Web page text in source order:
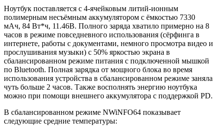
Ноутбук поставляется с 4-ячейковым литий-ионным
полимерным несъёмным аккумулятором с ёмкостью 7330
мАч, 84 Вт*ч, 11.46В. Полного заряда хватило примерно на 8
часов в режиме повседневного использования (сёрфинга в
интернете, работы с документами, немного просмотра видео и
прослушивания музыки) с 50% яркостью экрана в
сбалансированном режиме питания с подключенной мышкой
по Bluetooth. Полная зарядка от мощного блока во время
использования устройства в сбалансированном режиме заняла
чуть больше 2 часов. Также восполнять энергию ноутбука
можно при помощи внешнего аккумулятора с поддержкой PD.
В сбалансированном режиме NWiNFO64 показывает
следующие средние температуры: